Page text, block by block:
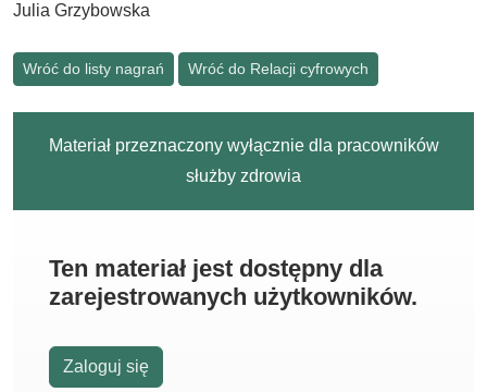
Julia Grzybowska
Wróć do listy nagrań Wróć do Relacji cyfrowych
Materiał przeznaczony wyłącznie dla pracowników
służby zdrowia
Ten materiał jest dostępny dla
zarejestrowanych użytkowników.
Zaloguj się